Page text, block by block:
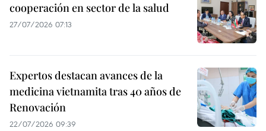
cooperación en sector de la salud
27/07/2026 07:13
Expertos destacan avances de la
medicina vietnamita tras 40 años de
Renovación
22/07/2026 09:39